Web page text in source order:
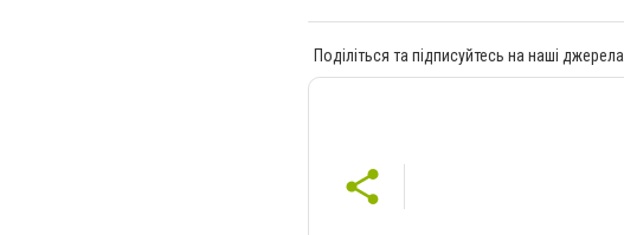
Поділіться та підписуйтесь на наші джерела